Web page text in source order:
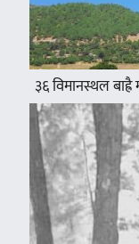
३६ विमानस्थल बाह्रै